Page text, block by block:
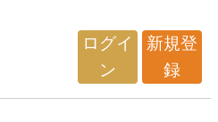
ログイ
ン
新規登
録